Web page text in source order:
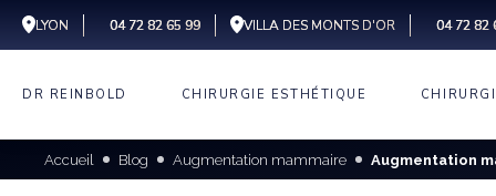
LYON 04 72 82 65 99 VILLA DES MONTS D'OR 04 72 82
DR REINBOLD
LIEUX CENTRE CELEST
CHIRURGIE ESTHÉTIQUE
VISAGE
LIFTING
SILHOUETTE
Accueil Blog Augmentation mammaire Augmentation